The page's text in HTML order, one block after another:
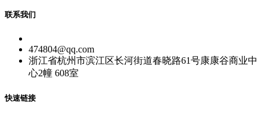
联系我们
474804@qq.com
浙江省杭州市滨江区长河街道春晓路61号康康谷商业中
心2幢 608室
快速链接